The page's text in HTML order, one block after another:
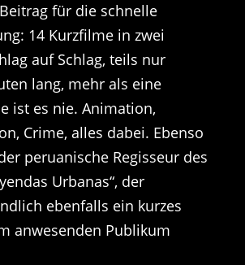
für die schnelle
14 Kurzfilme in zwei
auf Schlag, teils nur
lang, mehr als eine
ist es nie. Animation,
Crime, alles dabei. Ebenso
peruanische Regisseur des
Urbanas“, der
ebenfalls ein kurzes
anwesenden Publikum